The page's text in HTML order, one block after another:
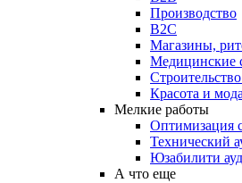
Производство
B2C
Магазины,
Медицинские
Красота и мода
Мелкие работы
Оптимизация
Технический
Юзабилити
А что еще